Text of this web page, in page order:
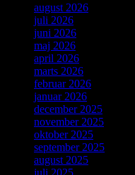
august 2026
juli 2026
juni 2026
maj 2026
april 2026
marts 2026
februar 2026
januar 2026
december 2025
november 2025
oktober 2025
september 2025
august 2025
juli 2025